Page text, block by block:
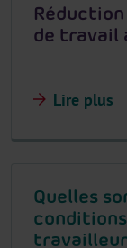
de travail
Lire plus
Quelles